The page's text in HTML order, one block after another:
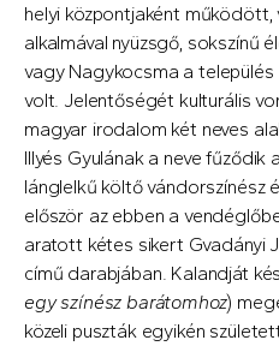
helyi központjaként működött,
alkalmával nyüzsgő, sokszínű
vagy Nagykocsma a település
volt. Jelentőségét kulturális
magyar irodalom két neves
Illyés Gyulának a neve fűződik
lánglelkű költő vándorszínész
először az ebben a
aratott kétes sikert Gvadányi
című darabjában. Kalandját
egy színész barátomhoz)
közeli puszták egyikén